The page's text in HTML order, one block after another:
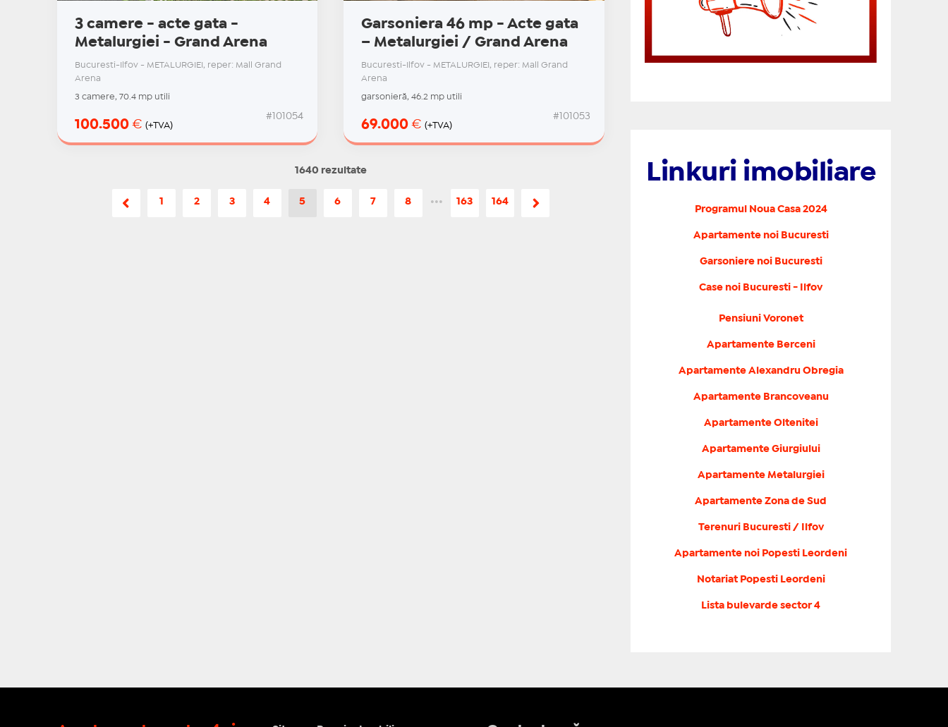
3 camere - acte gata -
Metalurgiei - Grand Arena
Bucuresti-Ilfov - METALURGIEI, reper: Mall Grand
Arena
3 camere, 70.4 mp utili
100.500 € (+TVA)
#101054
Garsoniera 46 mp - Acte gata
– Metalurgiei / Grand Arena
Bucuresti-Ilfov - METALURGIEI, reper: Mall Grand
Arena
garsonieră, 46.2 mp utili
69.000€ (+TVA)
#101053
1640 rezultate
1 2 3 4 5 6 7 8 ••• 163 164
Linkuri imobiliare
Programul Noua Casa 2024
Apartamente noi Bucuresti
Garsoniere noi Bucuresti
Case noi Bucuresti - Ilfov
Pensiuni Voronet
Apartamente Berceni
Apartamente Alexandru Obregia
Apartamente Brancoveanu
Apartamente Oltenitei
Apartamente Giurgiului
Apartamente Metalurgiei
Apartamente Zona de Sud
Terenuri Bucuresti / Ilfov
Apartamente noi Popesti Leordeni
Notariat Popesti Leordeni
Lista bulevarde sector 4